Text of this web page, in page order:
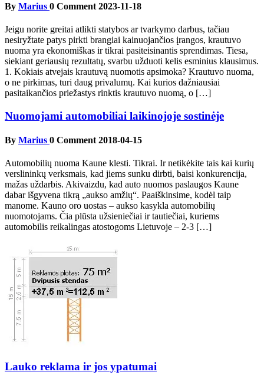
By Marius 0 Comment 2023-11-18
Jeigu norite greitai atlikti statybos ar tvarkymo darbus, tačiau
nesiryžtate patys pirkti brangiai kainuojančios įrangos, krautuvo
nuoma yra ekonomiškas ir tikrai pasiteisinantis sprendimas. Tiesa,
siekiant geriausių rezultatų, svarbu užduoti kelis esminius klausimus.
1. Kokiais atvejais krautuvą nuomotis apsimoka? Krautuvo nuoma,
o ne pirkimas, turi daug privalumų. Kai kurios dažniausiai
pasitaikančios priežastys rinktis krautuvo nuomą, o […]
Nuomojami automobiliai laikinojoje sostinėje
By Marius 0 Comment 2018-04-15
Automobilių nuoma Kaune klesti. Tikrai. Ir netikėkite tais kai kurių
verslininkų verksmais, kad jiems sunku dirbti, baisi konkurencija,
mažas uždarbis. Akivaizdu, kad auto nuomos paslaugos Kaune
dabar išgyvena tikrą „aukso amžių“. Paaiškinsime, kodėl taip
manome. Kauno oro uostas – aukso kasykla automobilių
nuomotojams. Čia plūsta užsieniečiai ir tautiečiai, kuriems
automobilis reikalingas atostogoms Lietuvoje – 2-3 […]
Lauko reklama ir jos ypatumai